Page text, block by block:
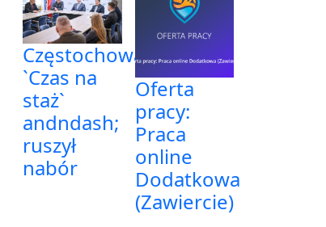
Częstochowa:
`Czas na
staż`
andndash;
ruszył
nabór
Oferta
pracy:
Praca
online
Dodatkowa
(Zawiercie)